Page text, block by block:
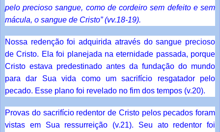
pelo precioso sangue, como de cordeiro sem defeito e sem
mácula, o sangue de Cristo” (vv.18-19).
Nossa redenção foi adquirida através do sangue precioso
de Cristo. Ela foi planejada na eternidade passada, porque
Cristo estava predestinado antes da fundação do mundo
para dar Sua vida como um sacrifício resgatador pelo
pecado. Esse plano foi revelado no fim dos tempos (v.20).
Provas do sacrifício redentor de Cristo pelos pecados foram
vistas em Sua ressurreição (v.21). Seu ato redentor foi